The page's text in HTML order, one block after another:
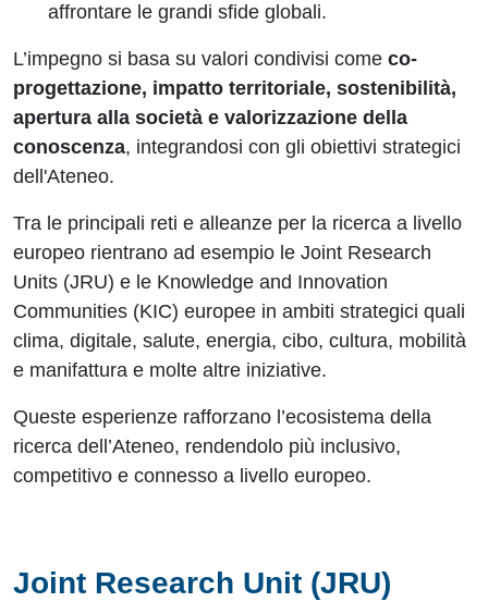
affrontare le grandi sfide globali.
L’impegno si basa su valori condivisi come co-
progettazione, impatto territoriale, sostenibilità,
apertura alla società e valorizzazione della
conoscenza, integrandosi con gli obiettivi strategici
dell'Ateneo.
Tra le principali reti e alleanze per la ricerca a livello
europeo rientrano ad esempio le Joint Research
Units (JRU) e le Knowledge and Innovation
Communities (KIC) europee in ambiti strategici quali
clima, digitale, salute, energia, cibo, cultura, mobilità
e manifattura e molte altre iniziative.
Queste esperienze rafforzano l’ecosistema della
ricerca dell’Ateneo, rendendolo più inclusivo,
competitivo e connesso a livello europeo.
Joint Research Unit (JRU)